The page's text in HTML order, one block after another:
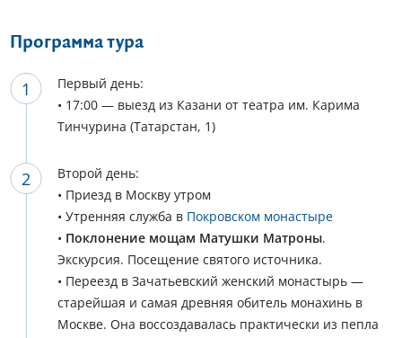
Программа тура
Первый день:
• 17:00 — выезд из Казани от театра им. Карима
Тинчурина (Татарстан, 1)
Второй день:
• Приезд в Москву утром
• Утренняя служба в Покровском монастыре
• Поклонение мощам Матушки Матроны.
Экскурсия. Посещение святого источника.
• Переезд в Зачатьевский женский монастырь —
старейшая и самая древняя обитель монахинь в
Москве. Она воссоздавалась практически из пепла